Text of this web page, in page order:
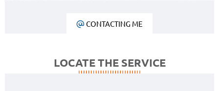
CONTACTING ME
LOCATE THE SERVICE